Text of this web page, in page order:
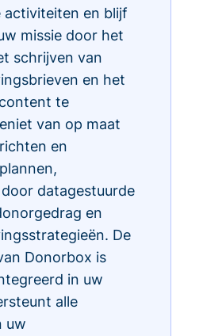
activiteiten en blijf
missie door het
schrijven van
en het
te
van op maat
en
datagestuurde
en
De
Donorbox is
in uw
alle
uw